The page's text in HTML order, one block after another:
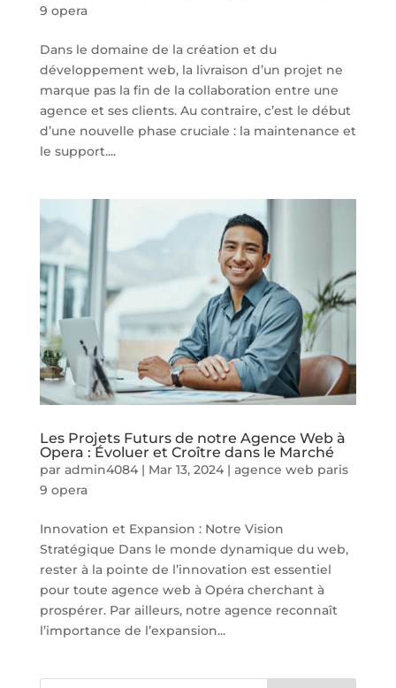
9 opera
Dans le domaine de la création et du
développement web, la livraison d’un projet ne
marque pas la fin de la collaboration entre une
agence et ses clients. Au contraire, c’est le début
d’une nouvelle phase cruciale : la maintenance et
le support....
Les Projets Futurs de notre Agence Web à
Opera : Évoluer et Croître dans le Marché
par admin4084| Mar 13, 2024| agence web paris
9 opera
Innovation et Expansion : Notre Vision
Stratégique Dans le monde dynamique du web,
rester à la pointe de l’innovation est essentiel
pour toute agence web à Opéra cherchant à
prospérer. Par ailleurs, notre agence reconnaît
l’importance de l’expansion...